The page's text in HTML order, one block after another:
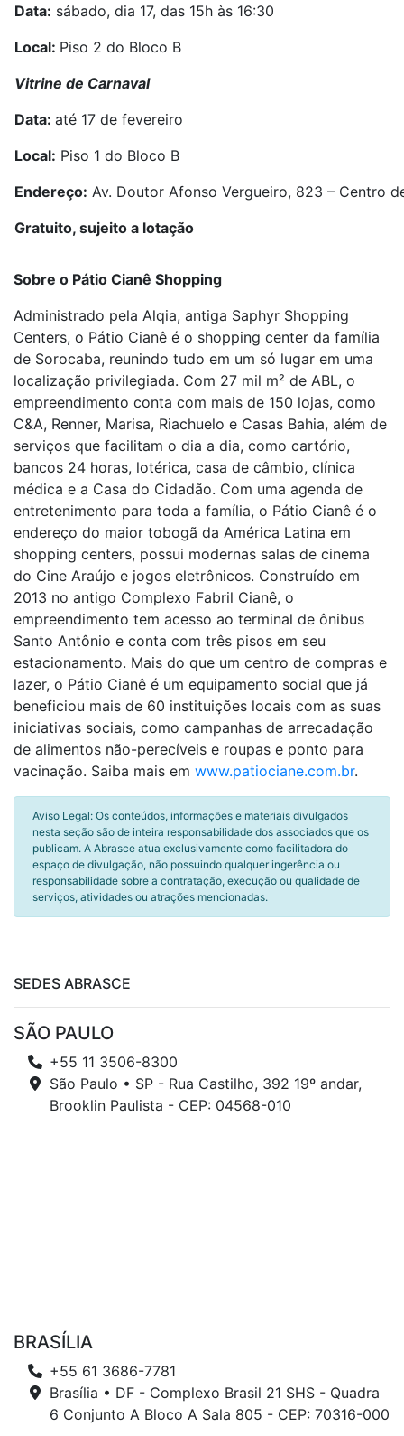
Data: sábado, dia 17, das 15h às 16:30
Local: Piso 2 do Bloco B
Vitrine de Carnaval
Data: até 17 de fevereiro
Local: Piso 1 do Bloco B
Endereço: Av. Doutor Afonso Vergueiro, 823 – Centro
Gratuito, sujeito a lotação
Sobre o Pátio Cianê Shopping
Administrado pela Alqia, antiga Saphyr Shopping
Centers, o Pátio Cianê é o shopping center da família
de Sorocaba, reunindo tudo em um só lugar em uma
localização privilegiada. Com 27 mil m² de ABL, o
empreendimento conta com mais de 150 lojas, como
C&A, Renner, Marisa, Riachuelo e Casas Bahia, além de
serviços que facilitam o dia a dia, como cartório,
bancos 24 horas, lotérica, casa de câmbio, clínica
médica e a Casa do Cidadão. Com uma agenda de
entretenimento para toda a família, o Pátio Cianê é o
endereço do maior tobogã da América Latina em
shopping centers, possui modernas salas de cinema
do Cine Araújo e jogos eletrônicos. Construído em
2013 no antigo Complexo Fabril Cianê, o
empreendimento tem acesso ao terminal de ônibus
Santo Antônio e conta com três pisos em seu
estacionamento. Mais do que um centro de compras e
lazer, o Pátio Cianê é um equipamento social que já
beneficiou mais de 60 instituições locais com as suas
iniciativas sociais, como campanhas de arrecadação
de alimentos não-perecíveis e roupas e ponto para
vacinação. Saiba mais em www.patiociane.com.br.
Aviso Legal: Os conteúdos, informações e materiais divulgados
nesta seção são de inteira responsabilidade dos associados que os
publicam. A Abrasce atua exclusivamente como facilitadora do
espaço de divulgação, não possuindo qualquer ingerência ou
responsabilidade sobre a contratação, execução ou qualidade de
serviços, atividades ou atrações mencionadas.
SEDES ABRASCE
SÃO PAULO
+55 11 3506-8300
São Paulo • SP - Rua Castilho, 392 19º andar,
Brooklin Paulista - CEP: 04568-010
BRASÍLIA
+55 61 3686-7781
Brasília • DF - Complexo Brasil 21 SHS - Quadra
6 Conjunto A Bloco A Sala 805 - CEP: 70316-000